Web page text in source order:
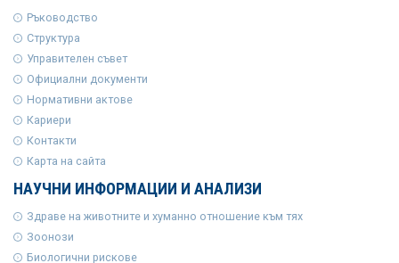
Ръководство
Структура
Управителен съвет
Официални документи
Нормативни актове
Кариери
Контакти
Карта на сайта
НАУЧНИ ИНФОРМАЦИИ И АНАЛИЗИ
Здраве на животните и хуманно отношение към тях
Зоонози
Биологични рискове